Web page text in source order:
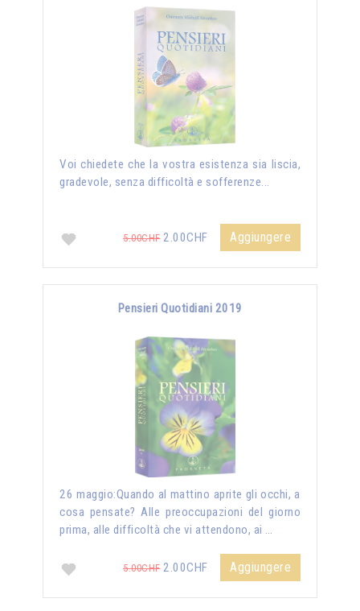
Voi chiedete che la vostra esistenza sia liscia,
gradevole, senza difficoltà e sofferenze...
5.00CHF2.00CHF Aggiungere
Pensieri Quotidiani 2019
26 maggio:Quando al mattino aprite gli occhi, a
cosa pensate? Alle preoccupazioni del giorno
prima, alle difficoltà che vi attendono, ai …
5.00CHF2.00CHF Aggiungere